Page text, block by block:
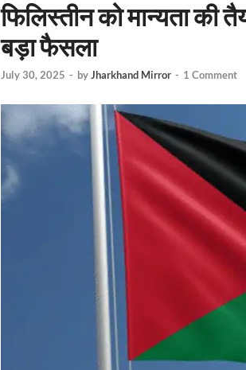
फिलिस्तीन को मान्यता की
बड़ा फैसला
July 30, 2025 - byJharkhand Mirror - 1 Comment